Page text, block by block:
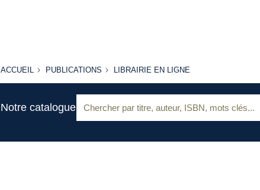
ACCUEIL
ACCUEIL PUBLICATIONS
PUBLICATIONS
LIBRAIRIE
LIBRAIRIE EN LIGNE
Notre catalogue: